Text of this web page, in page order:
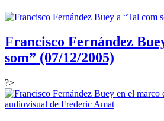
Francisco Fernández
som” (07/12/2005)
?>